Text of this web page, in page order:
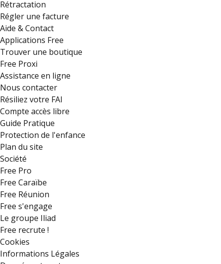
Rétractation
Régler une facture
Aide & Contact
Applications Free
Trouver une boutique
Free Proxi
Assistance en ligne
Nous contacter
Résiliez votre FAI
Compte accès libre
Guide Pratique
Protection de l'enfance
Plan du site
Société
Free Pro
Free Caraïbe
Free Réunion
Free s'engage
Le groupe Iliad
Free recrute !
Cookies
Informations Légales